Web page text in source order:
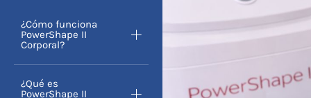
¿Cómo funciona
PowerShape II
Corporal?
¿Qué es
PowerShape II